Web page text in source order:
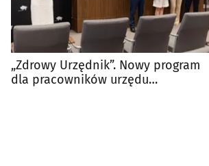
„Zdrowy Urzędnik”. Nowy program
dla pracowników urzędu